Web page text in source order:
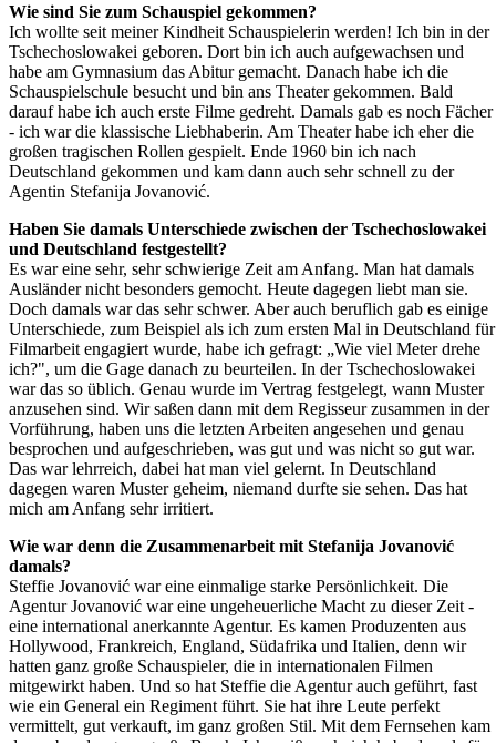
Wie sind Sie zum Schauspiel gekommen?
Ich wollte seit meiner Kindheit Schauspielerin werden! Ich bin in der
Tschechoslowakei geboren. Dort bin ich auch aufgewachsen und
habe am Gymnasium das Abitur gemacht. Danach habe ich die
Schauspielschule besucht und bin ans Theater gekommen. Bald
darauf habe ich auch erste Filme gedreht. Damals gab es noch Fächer
- ich war die klassische Liebhaberin. Am Theater habe ich eher die
großen tragischen Rollen gespielt. Ende 1960 bin ich nach
Deutschland gekommen und kam dann auch sehr schnell zu der
Agentin Stefanija Jovanović.
Haben Sie damals Unterschiede zwischen der Tschechoslowakei
und Deutschland festgestellt?
Es war eine sehr, sehr schwierige Zeit am Anfang. Man hat damals
Ausländer nicht besonders gemocht. Heute dagegen liebt man sie.
Doch damals war das sehr schwer. Aber auch beruflich gab es einige
Unterschiede, zum Beispiel als ich zum ersten Mal in Deutschland für
Filmarbeit engagiert wurde, habe ich gefragt: „Wie viel Meter drehe
ich?", um die Gage danach zu beurteilen. In der Tschechoslowakei
war das so üblich. Genau wurde im Vertrag festgelegt, wann Muster
anzusehen sind. Wir saßen dann mit dem Regisseur zusammen in der
Vorführung, haben uns die letzten Arbeiten angesehen und genau
besprochen und aufgeschrieben, was gut und was nicht so gut war.
Das war lehrreich, dabei hat man viel gelernt. In Deutschland
dagegen waren Muster geheim, niemand durfte sie sehen. Das hat
mich am Anfang sehr irritiert.
Wie war denn die Zusammenarbeit mit Stefanija Jovanović
damals?
Steffie Jovanović war eine einmalige starke Persönlichkeit. Die
Agentur Jovanović war eine ungeheuerliche Macht zu dieser Zeit -
eine international anerkannte Agentur. Es kamen Produzenten aus
Hollywood, Frankreich, England, Südafrika und Italien, denn wir
hatten ganz große Schauspieler, die in internationalen Filmen
mitgewirkt haben. Und so hat Steffie die Agentur auch geführt, fast
wie ein General ein Regiment führt. Sie hat ihre Leute perfekt
vermittelt, gut verkauft, im ganz großen Stil. Mit dem Fernsehen kam